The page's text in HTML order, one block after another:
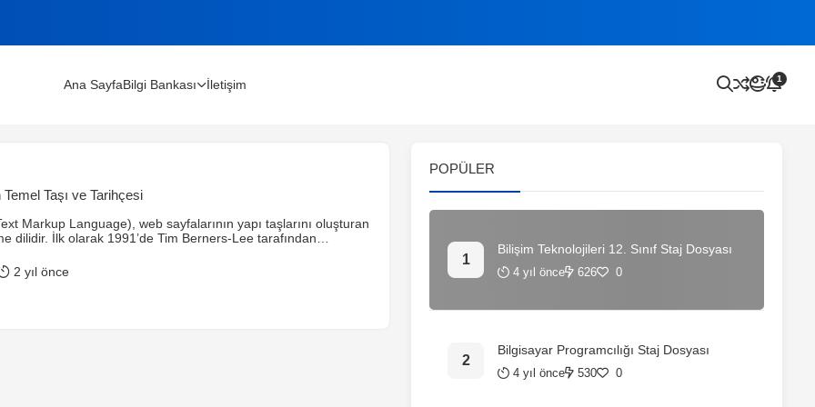
Rehberi (2026)
Ana SayfaBilgi Bankası İletişim 1
Temel Taşı ve Tarihçesi
Markup Language), web sayfalarının yapı taşlarını oluşturan
dilidir. İlk olarak 1991’de Tim Berners-Lee tarafından
Modern HTML sürümleri, zengin medya desteği, etkileşimli
deneyimini artıran yeniliklerle web geliştirme sürecinde
2 yıl önce
POPÜLER
Bilişim Teknolojileri 12. Sınıf Staj Dosyası
4 yıl önce 626 0
Bilgisayar Programcılığı Staj Dosyası
4 yıl önce 530 0